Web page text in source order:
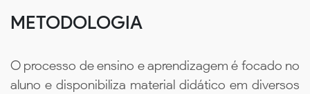
METODOLOGIA
O processo de ensino e aprendizagem é focado no
aluno e disponibiliza material didático em diversos